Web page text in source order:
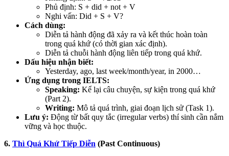
Phủ định: S + did + not + V
Nghi vấn: Did + S + V?
Cách dùng:
Diễn tả hành động đã xảy ra và kết thúc hoàn toàn
trong quá khứ (có thời gian xác định).
Diễn tả chuỗi hành động liên tiếp trong quá khứ.
Dấu hiệu nhận biết:
Yesterday, ago, last week/month/year, in 2000…
Ứng dụng trong IELTS:
Speaking: Kể lại câu chuyện, sự kiện trong quá khứ
(Part 2).
Writing: Mô tả quá trình, giai đoạn lịch sử (Task 1).
Lưu ý: Động từ bất quy tắc (irregular verbs) thí sinh cần nắm
vững và học thuộc.
6. Thì Quá Khứ Tiếp Diễn (Past Continuous)